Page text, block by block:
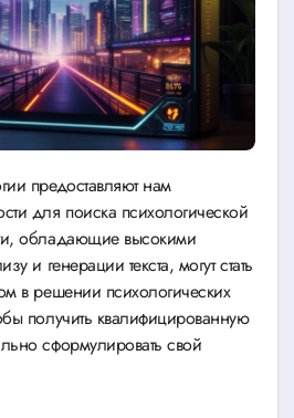
для поиска психологической
обладающие высокими
и генерации текста, могут стать
в решении психологических
получить квалифицированную
сформулировать свой